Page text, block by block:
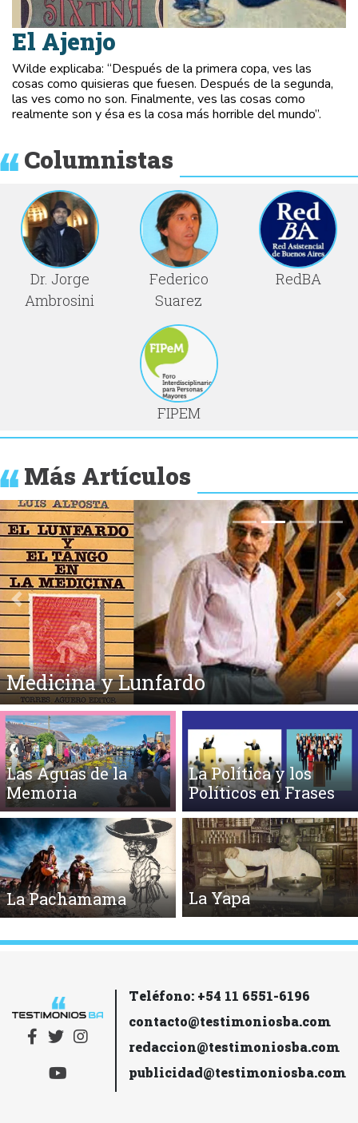
El Ajenjo
Wilde explicaba: “Después de la primera copa, ves las
cosas como quisieras que fuesen. Después de la segunda,
las ves como no son. Finalmente, ves las cosas como
realmente son y ésa es la cosa más horrible del mundo”.
Columnistas
Dr. Jorge
Ambrosini
Federico
Suarez
RedBA
FIPEM
Más Artículos
Medicina y Lunfardo
Anterior
Las Aguas de la
Memoria
La Política y los
Políticos en Frases
La Pachamama La Yapa
Teléfono: +54 11 6551-6196
contacto@testimoniosba.com
redaccion@testimoniosba.com
publicidad@testimoniosba.com